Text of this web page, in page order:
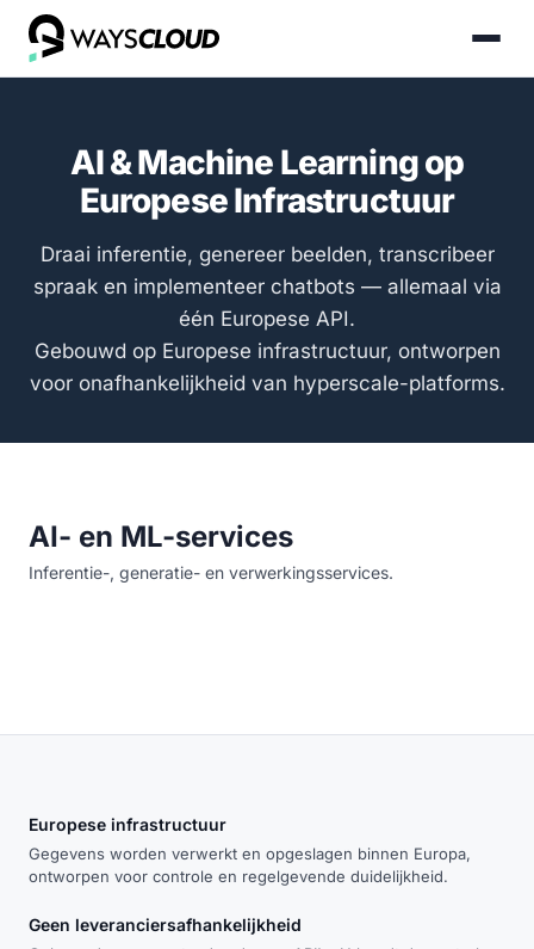
AI & Machine Learning op
Europese Infrastructuur
Draai inferentie, genereer beelden, transcribeer
spraak en implementeer chatbots — allemaal via
één Europese API.
Gebouwd op Europese infrastructuur, ontworpen
voor onafhankelijkheid van hyperscale-platforms.
AI- en ML-services
Inferentie-, generatie- en verwerkingsservices.
Europese infrastructuur
Gegevens worden verwerkt en opgeslagen binnen Europa,
ontworpen voor controle en regelgevende duidelijkheid.
Geen leveranciersafhankelijkheid